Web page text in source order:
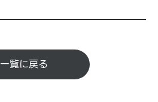
一覧に戻る